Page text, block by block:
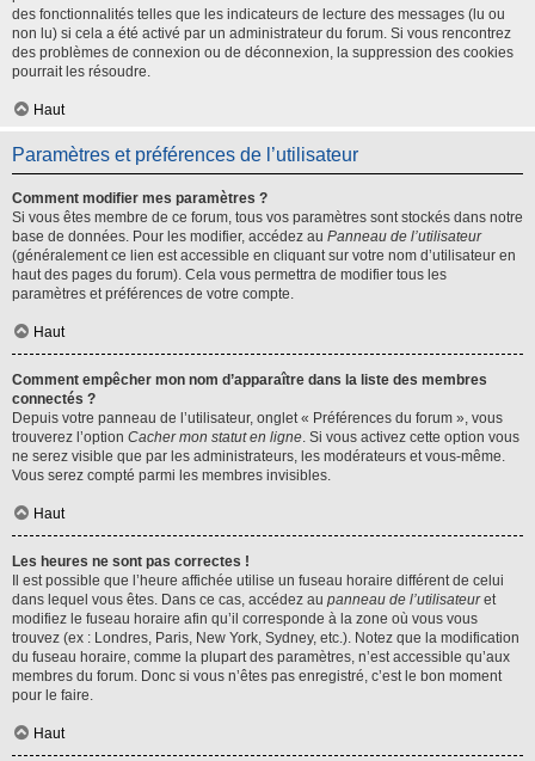
des fonctionnalités telles que les indicateurs de lecture des messages (lu ou
non lu) si cela a été activé par un administrateur du forum. Si vous rencontrez
des problèmes de connexion ou de déconnexion, la suppression des cookies
pourrait les résoudre.
Haut
Paramètres et préférences de l’utilisateur
Comment modifier mes paramètres ?
Si vous êtes membre de ce forum, tous vos paramètres sont stockés dans notre
base de données. Pour les modifier, accédez au Panneau de l’utilisateur
(généralement ce lien est accessible en cliquant sur votre nom d’utilisateur en
haut des pages du forum). Cela vous permettra de modifier tous les
paramètres et préférences de votre compte.
Haut
Comment empêcher mon nom d’apparaître dans la liste des membres
connectés ?
Depuis votre panneau de l’utilisateur, onglet « Préférences du forum », vous
trouverez l’option Cacher mon statut en ligne. Si vous activez cette option vous
ne serez visible que par les administrateurs, les modérateurs et vous-même.
Vous serez compté parmi les membres invisibles.
Haut
Les heures ne sont pas correctes !
Il est possible que l’heure affichée utilise un fuseau horaire différent de celui
dans lequel vous êtes. Dans ce cas, accédez au panneau de l’utilisateuret
modifiez le fuseau horaire afin qu’il corresponde à la zone où vous vous
trouvez (ex : Londres, Paris, New York, Sydney, etc.). Notez que la modification
du fuseau horaire, comme la plupart des paramètres, n’est accessible qu’aux
membres du forum. Donc si vous n’êtes pas enregistré, c’est le bon moment
pour le faire.
Haut